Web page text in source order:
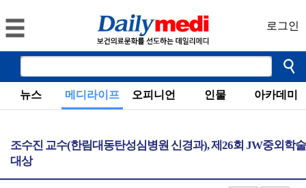
로그인
뉴스 메디라이프 오피니언 인물 아카데미
조수진 교수(한림대동탄성심병원 신경과), 제26회 JW중외학술
대상